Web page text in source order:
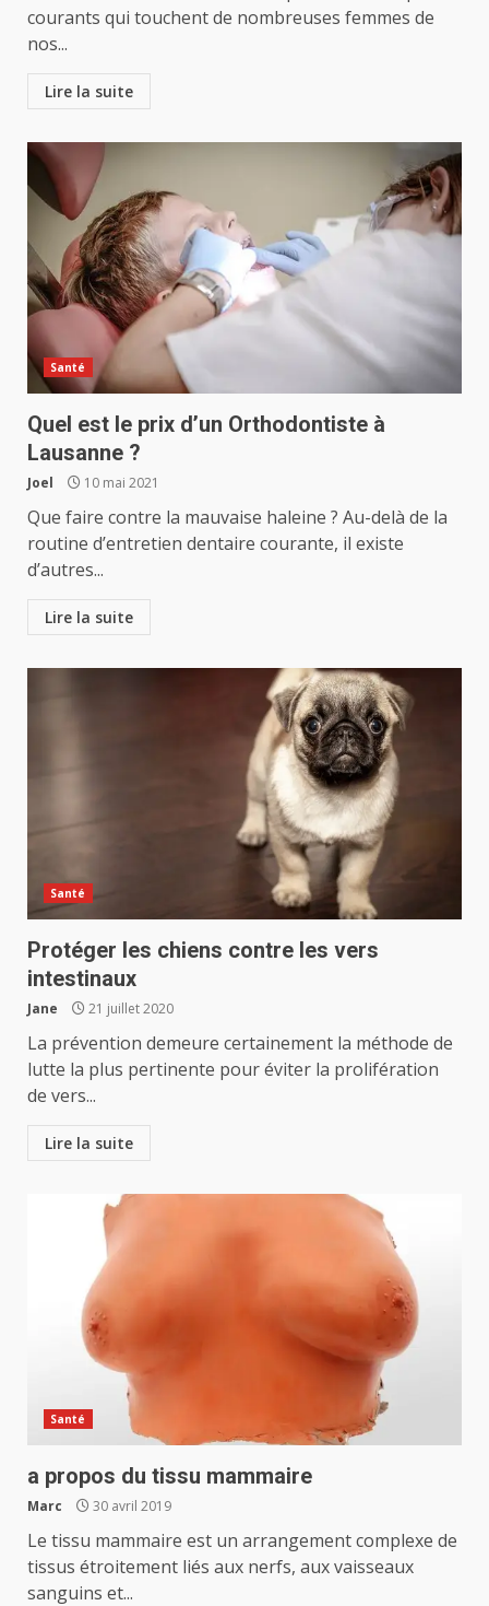
courants qui touchent de nombreuses femmes de
nos...
Lire la suite
Santé
Quel est le prix d’un Orthodontiste à
Lausanne ?
Joel 10 mai 2021
Que faire contre la mauvaise haleine ? Au-delà de la
routine d’entretien dentaire courante, il existe
d’autres...
Lire la suite
Santé
Protéger les chiens contre les vers
intestinaux
Jane 21 juillet 2020
La prévention demeure certainement la méthode de
lutte la plus pertinente pour éviter la prolifération
de vers...
Lire la suite
Santé
a propos du tissu mammaire
Marc 30 avril 2019
Le tissu mammaire est un arrangement complexe de
tissus étroitement liés aux nerfs, aux vaisseaux
sanguins et...